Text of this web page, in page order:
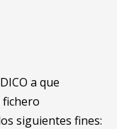
a que
siguientes fines: